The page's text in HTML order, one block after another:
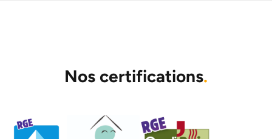
Nos certifications.